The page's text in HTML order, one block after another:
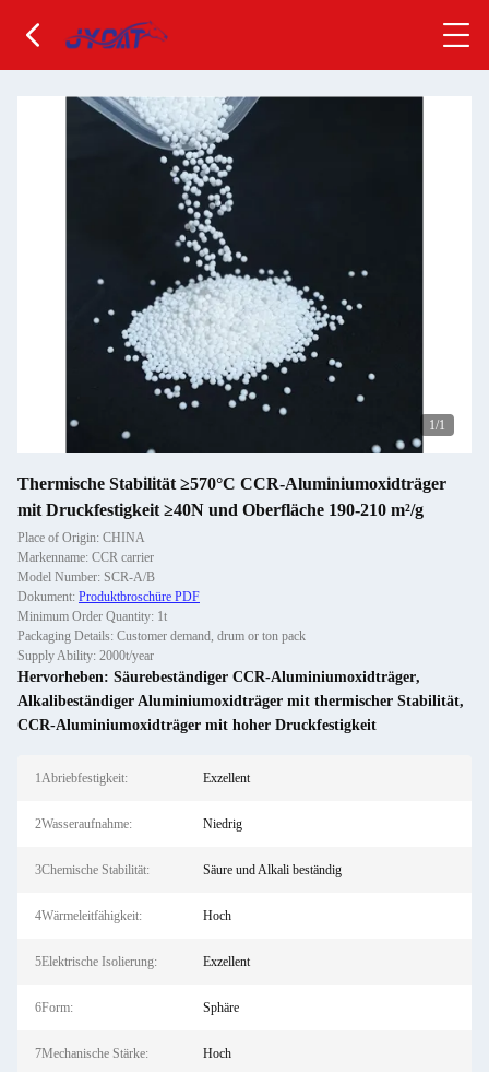
1/1
Thermische Stabilität ≥570°C CCR-Aluminiumoxidträger
mit Druckfestigkeit ≥40N und Oberfläche 190-210 m²/g
Place of Origin: CHINA
Markenname: CCR carrier
Model Number: SCR-A/B
Dokument: Produktbroschüre PDF
Minimum Order Quantity: 1t
Packaging Details: Customer demand, drum or ton pack
Supply Ability: 2000t/year
Hervorheben: Säurebeständiger CCR-Aluminiumoxidträger,
Alkalibeständiger Aluminiumoxidträger mit thermischer Stabilität,
CCR-Aluminiumoxidträger mit hoher Druckfestigkeit
1Abriebfestigkeit: Exzellent
2Wasseraufnahme: Niedrig
3Chemische Stabilität: Säure und Alkali beständig
4Wärmeleitfähigkeit: Hoch
5Elektrische Isolierung: Exzellent
6Form: Sphäre
7Mechanische Stärke: Hoch